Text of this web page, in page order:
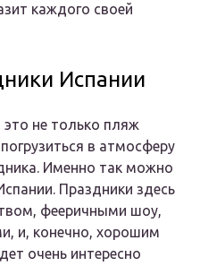
каждого своей
Испании
не только пляж
в атмосферу
Именно так можно
Праздники здесь
фееричными шоу,
и, конечно, хорошим
очень интересно